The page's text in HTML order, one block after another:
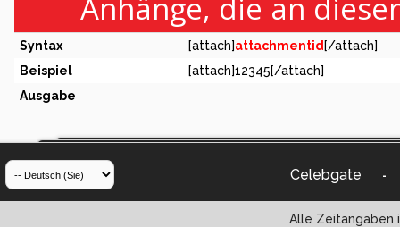
Anhänge, die an
Syntax [attach]attachmentid [/attach]
Beispiel
[attach]12345[/attach]
Ausgabe
Celebgate -
Alle Zeitangaben